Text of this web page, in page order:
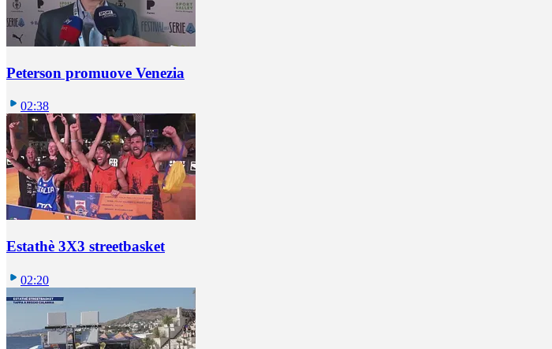
Peterson promuove Venezia
02:38
Estathè 3X3 streetbasket
02:20